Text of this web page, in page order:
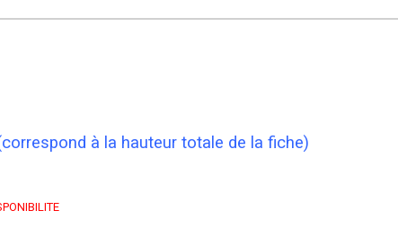
à la hauteur totale de la fiche)